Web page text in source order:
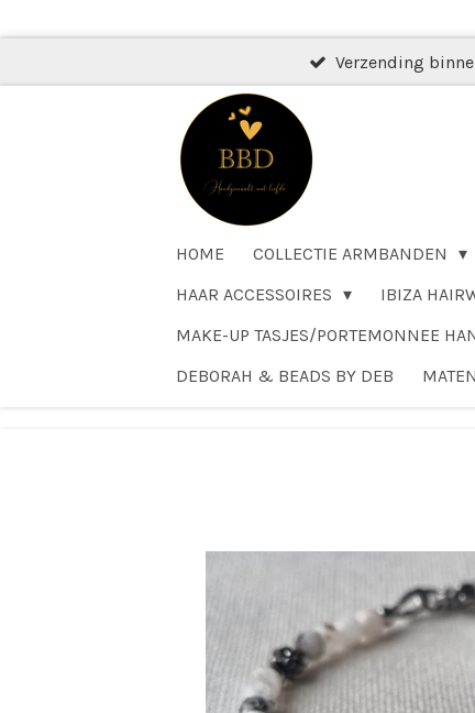
naar
Verzending
HOME COLLECTIE ARMBANDEN
HAAR ACCESSOIRES
IBIZA
MAKE-UP TASJES/PORTEMONNEE
DEBORAH & BEADS BY DEB